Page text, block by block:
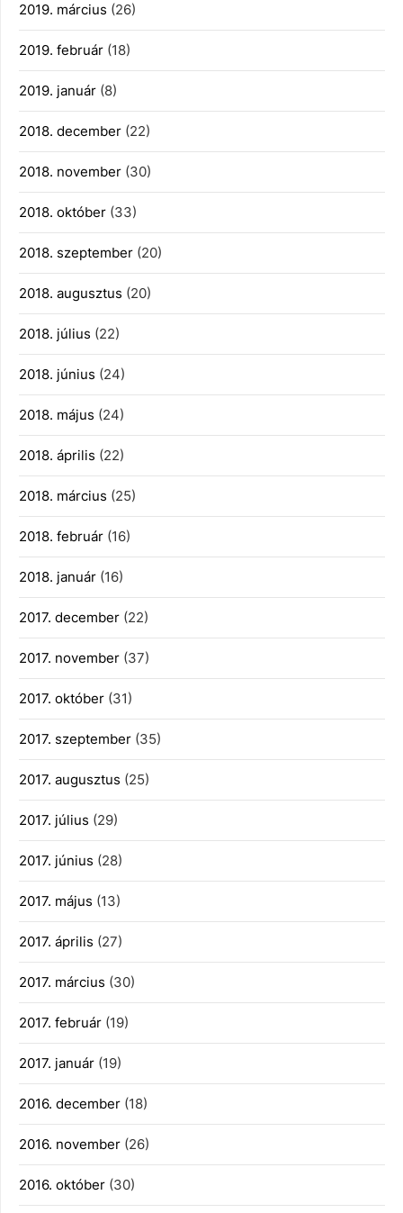
2019. március (26)
2019. február (18)
2019. január (8)
2018. december (22)
2018. november (30)
2018. október (33)
2018. szeptember (20)
2018. augusztus (20)
2018. július (22)
2018. június (24)
2018. május (24)
2018. április (22)
2018. március (25)
2018. február (16)
2018. január (16)
2017. december (22)
2017. november (37)
2017. október (31)
2017. szeptember (35)
2017. augusztus (25)
2017. július (29)
2017. június (28)
2017. május (13)
2017. április (27)
2017. március (30)
2017. február (19)
2017. január (19)
2016. december (18)
2016. november (26)
2016. október (30)